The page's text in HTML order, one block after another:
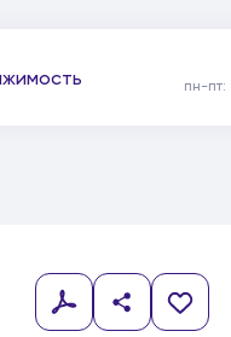
пн-пт: